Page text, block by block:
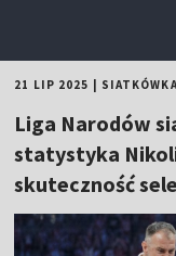
21 LIP 2025
Liga Narodów
statystyka
skuteczność